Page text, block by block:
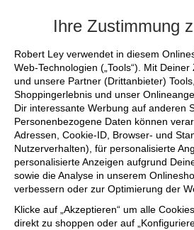
Ihre Zustimmung
Robert Ley verwendet in diesem
Web-Technologien („Tools“). Mit
und unsere Partner (Drittanbieter)
Shoppingerlebnis und unser
Dir interessante Werbung auf anderen
Personenbezogene Daten können
Adressen, Cookie-ID, Browser- und
Nutzerverhalten), für personalisierte
personalisierte Anzeigen aufgrund
sowie die Analyse in unserem
verbessern oder zur Optimierung der
Klicke auf „Akzeptieren“ um alle
direkt zu shoppen oder auf